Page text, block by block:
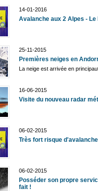
14-01-2016
Avalanche aux 2 Alpes -
25-11-2015
Premières neiges en
La neige est arrivée en
16-06-2015
Visite du nouveau radar
06-02-2015
Très fort risque
06-02-2015
Posséder son propre
fait !